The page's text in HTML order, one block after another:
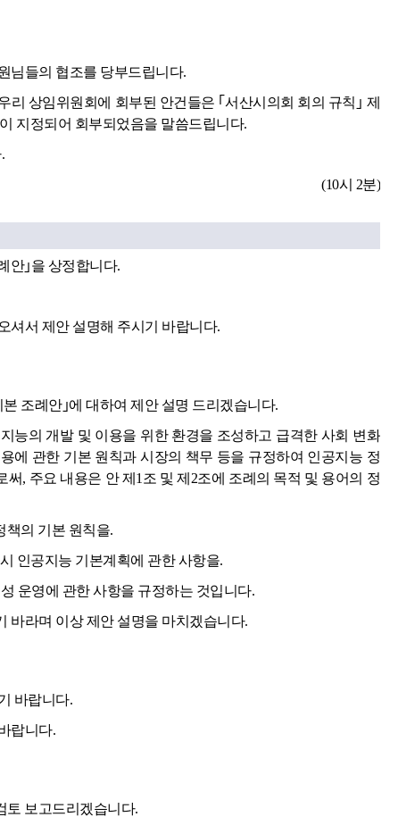
님들의 협조를 당부드립니다.
리 상임위원회에 회부된 안건들은 ｢서산시의회 회의 규칙｣ 제
지정되어 회부되었음을 말씀드립니다.
(10시 2분)
안｣을 상정합니다.
셔서 제안 설명해 주시기 바랍니다.
조례안｣에 대하여 제안 설명 드리겠습니다.
능의 개발 및 이용을 위한 환경을 조성하고 급격한 사회 변화
에 관한 기본 원칙과 시장의 책무 등을 규정하여 인공지능 정
, 주요 내용은 안 제1조 및 제2조에 조례의 목적 및 용어의 정
책의 기본 원칙을.
인공지능 기본계획에 관한 사항을.
운영에 관한 사항을 규정하는 것입니다.
바라며 이상 제안 설명을 마치겠습니다.
바랍니다.
랍니다.
토 보고드리겠습니다.